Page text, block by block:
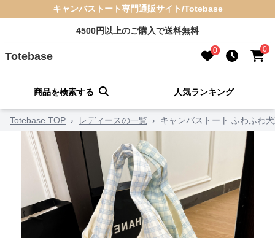
キャンバストート専門通販サイト/Totebase
4500円以上のご購入で送料無料
Totebase 0 0
商品を検索する 人気ランキング
Totebase TOP › レディースの一覧 › キャンバストート ふわふわ